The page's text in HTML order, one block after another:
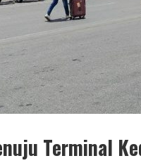
Terminal